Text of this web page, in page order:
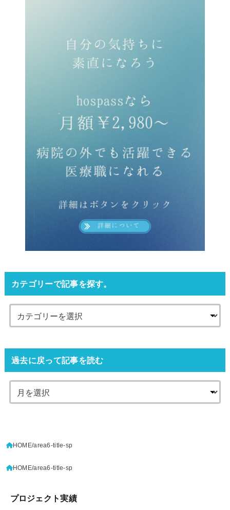
カテゴリーで記事を探す。
過去に戻って記事を読む
HOME area6-title-sp
HOME area6-title-sp
プロジェクト実績